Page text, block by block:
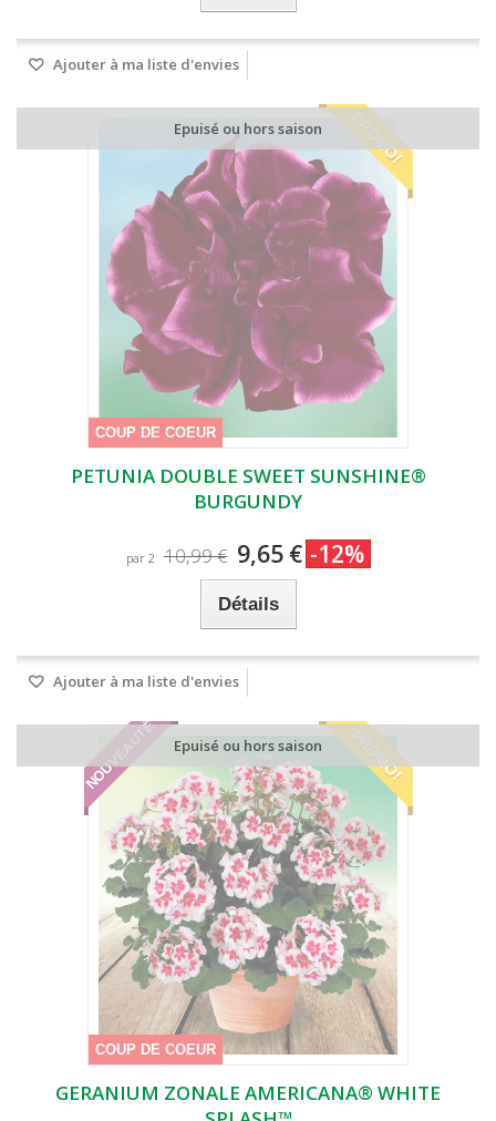
Ajouter à ma liste d'envies
Epuisé ou hors saison
COUP DE COEUR
PROMO!
PETUNIA DOUBLE SWEET SUNSHINE®
BURGUNDY
par 2 10,99 € 9,65 € -12%
Détails
Ajouter à ma liste d'envies
Epuisé ou hors saison
COUP DE COEUR
NOUVEAUTÉ PROMO!
GERANIUM ZONALE AMERICANA® WHITE